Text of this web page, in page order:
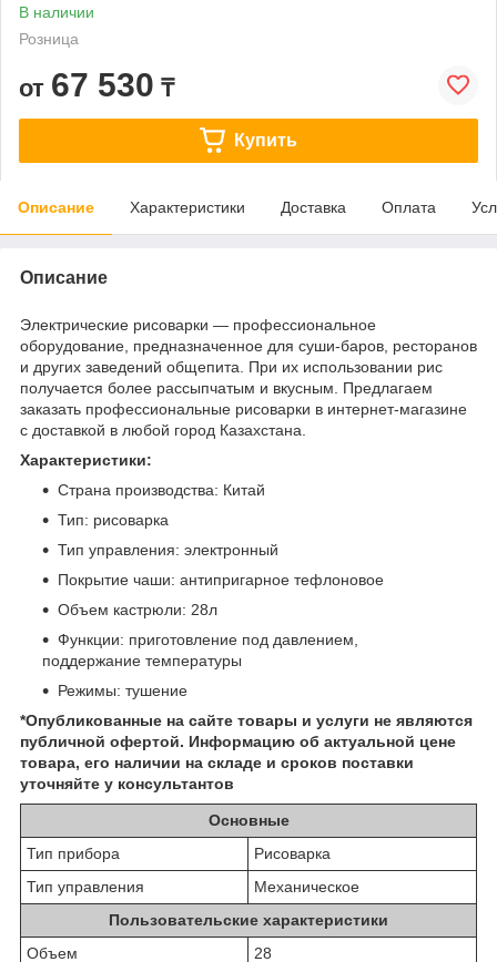
В наличии
Розница
от 67 530 ₸
Купить
Описание Характеристики Доставка Оплата
Описание
Электрические рисоварки — профессиональное
оборудование, предназначенное для суши-баров, ресторанов
и других заведений общепита. При их использовании рис
получается более рассыпчатым и вкусным. Предлагаем
заказать профессиональные рисоварки в интернет-магазине
с доставкой в любой город Казахстана.
Характеристики:
Страна производства: Китай
Тип: рисоварка
Тип управления: электронный
Покрытие чаши: антипригарное тефлоновое
Объем кастрюли: 28л
Функции: приготовление под давлением,
поддержание температуры
Режимы: тушение
*Опубликованные на сайте товары и услуги не являются
публичной офертой. Информацию об актуальной цене
товара, его наличии на складе и сроков поставки
уточняйте у консультантов
Основные
Тип прибора
Рисоварка
Тип управления
Механическое
Пользовательские характеристики
Объем
28